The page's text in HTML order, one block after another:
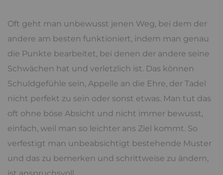
Oft geht man unbewusst jenen Weg, bei dem der
andere am besten funktioniert, indem man genau
die Punkte bearbeitet, bei denen der andere seine
Schwächen hat und verletzlich ist. Das können
Schuldgefühle sein, Appelle an die Ehre, der Tadel
nicht perfekt zu sein oder sonst etwas. Man tut das
oft ohne böse Absicht und nicht immer bewusst,
einfach, weil man so leichter ans Ziel kommt. So
verfestigt man unbeabsichtigt bestehende Muster
und das zu bemerken und schrittweise zu ändern,